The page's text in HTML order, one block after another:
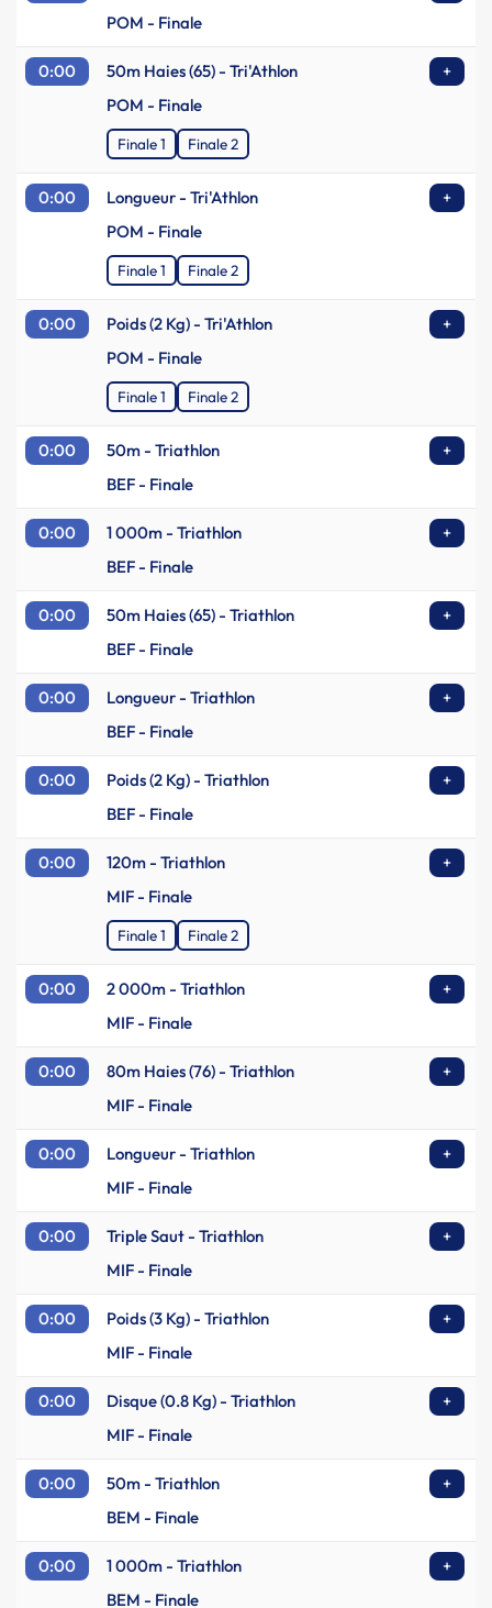
POM - Finale
0:00 50m Haies (65) - Tri'Athlon
+
POM - Finale
Finale 1 Finale 2
0:00 Longueur - Tri'Athlon
+
POM - Finale
Finale 1 Finale 2
0:00 Poids (2 Kg) - Tri'Athlon
+
POM - Finale
Finale 1 Finale 2
0:00 50m - Triathlon
+
BEF - Finale
0:00 1 000m - Triathlon
+
BEF - Finale
0:00 50m Haies (65) - Triathlon
+
BEF - Finale
0:00 Longueur - Triathlon
+
BEF - Finale
0:00 Poids (2 Kg) - Triathlon
+
BEF - Finale
0:00 120m - Triathlon
+
MIF - Finale
Finale 1 Finale 2
0:00 2 000m - Triathlon
+
MIF - Finale
0:00 80m Haies (76) - Triathlon
+
MIF - Finale
0:00 Longueur - Triathlon
+
MIF - Finale
0:00 Triple Saut - Triathlon
+
MIF - Finale
0:00 Poids (3 Kg) - Triathlon
+
MIF - Finale
0:00 Disque (0.8 Kg) - Triathlon
+
MIF - Finale
0:00 50m - Triathlon
+
BEM - Finale
0:00 1 000m - Triathlon
+
BEM - Finale